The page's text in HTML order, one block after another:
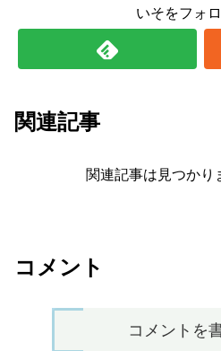
いそをフォ
関連記事
関連記事は見つかり
コメント
コメントを